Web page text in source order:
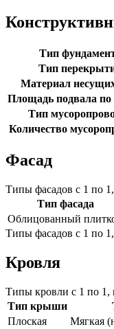
Тип
Тип
Материал
Площадь подвала по
Тип
Количество
Фасад
Типы фасадов с 1 по 1,
Тип фасада
Облицованный
Типы фасадов с 1 по 1,
Кровля
Типы кровли с 1 по 1,
Тип крыши
Плоская
Мягкая